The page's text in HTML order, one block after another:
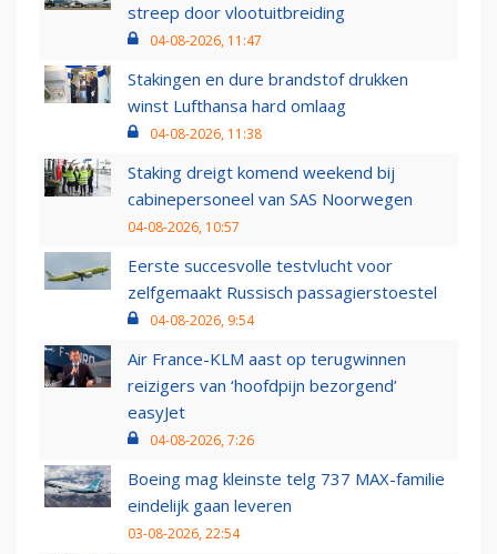
streep door vlootuitbreiding
04-08-2026, 11:47
Stakingen en dure brandstof drukken
winst Lufthansa hard omlaag
04-08-2026, 11:38
Staking dreigt komend weekend bij
cabinepersoneel van SAS Noorwegen
04-08-2026, 10:57
Eerste succesvolle testvlucht voor
zelfgemaakt Russisch passagierstoestel
04-08-2026, 9:54
Air France-KLM aast op terugwinnen
reizigers van ‘hoofdpijn bezorgend’
easyJet
04-08-2026, 7:26
Boeing mag kleinste telg 737 MAX-familie
eindelijk gaan leveren
03-08-2026, 22:54